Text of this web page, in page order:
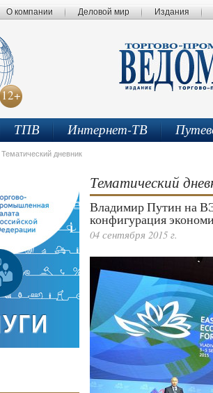
О компании Деловой мир Издания
12+
ТПВ Интернет-ТВ
Тематический дневник
Тематический
Владимир Путин на
конфигурация
04 сентября 2015 г.